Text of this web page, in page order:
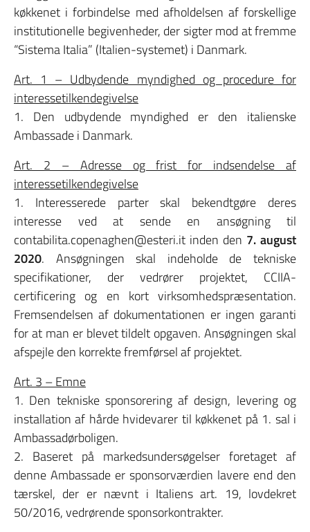
køkkenet i forbindelse med afholdelsen af forskellige
institutionelle begivenheder, der sigter mod at fremme
“Sistema Italia” (Italien-systemet) i Danmark.
Art. 1 – Udbydende myndighed og procedure for
interessetilkendegivelse
1. Den udbydende myndighed er den italienske
Ambassade i Danmark.
Art. 2 – Adresse og frist for indsendelse af
interessetilkendegivelse
1. Interesserede parter skal bekendtgøre deres
interesse ved at sende en ansøgning til
contabilita.copenaghen@esteri.it inden den 7. august
2020. Ansøgningen skal indeholde de tekniske
specifikationer, der vedrører projektet, CCIIA-
certificering og en kort virksomhedspræsentation.
Fremsendelsen af dokumentationen er ingen garanti
for at man er blevet tildelt opgaven. Ansøgningen skal
afspejle den korrekte fremførsel af projektet.
Art. 3 – Emne
1. Den tekniske sponsorering af design, levering og
installation af hårde hvidevarer til køkkenet på 1. sal i
Ambassadørboligen.
2. Baseret på markedsundersøgelser foretaget af
denne Ambassade er sponsorværdien lavere end den
tærskel, der er nævnt i Italiens art. 19, lovdekret
50/2016, vedrørende sponsorkontrakter.